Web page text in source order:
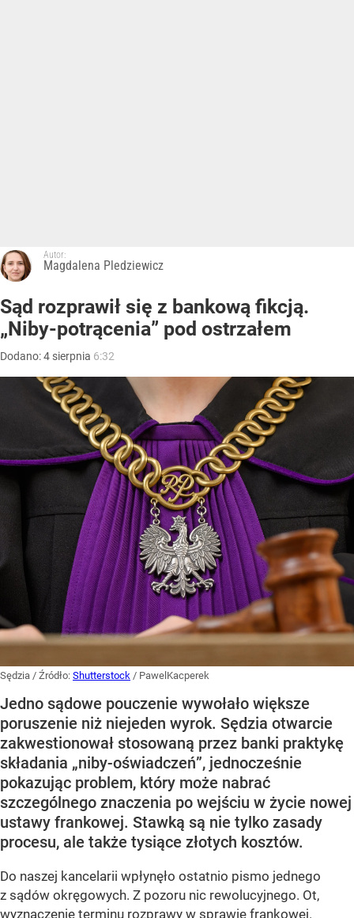
Autor:
Magdalena Pledziewicz
Sąd rozprawił się z bankową fikcją.
„Niby-potrącenia” pod ostrzałem
Dodano:4 sierpnia 6:32
Sędzia / Źródło: Shutterstock / PawelKacperek
Jedno sądowe pouczenie wywołało większe
poruszenie niż niejeden wyrok. Sędzia otwarcie
zakwestionował stosowaną przez banki praktykę
składania „niby-oświadczeń”, jednocześnie
pokazując problem, który może nabrać
szczególnego znaczenia po wejściu w życie nowej
ustawy frankowej. Stawką są nie tylko zasady
procesu, ale także tysiące złotych kosztów.
Do naszej kancelarii wpłynęło ostatnio pismo jednego
z sądów okręgowych. Z pozoru nic rewolucyjnego. Ot,
wyznaczenie terminu rozprawy w sprawie frankowej.